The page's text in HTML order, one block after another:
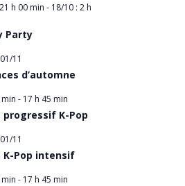
h 00 min - 18/10 : 2 h
Party
01/11
d’automne
- 17 h 45 min
progressif K-Pop
01/11
K-Pop intensif
- 17 h 45 min